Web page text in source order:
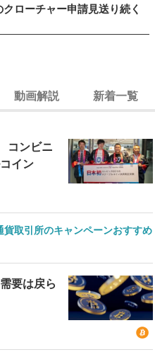
ローチャー申請見送り続く
動画解説 新着一覧
コンビニ
イン
貨取引所のキャンペーンおすすめ
要は戻ら